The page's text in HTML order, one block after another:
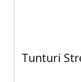
Tunturi